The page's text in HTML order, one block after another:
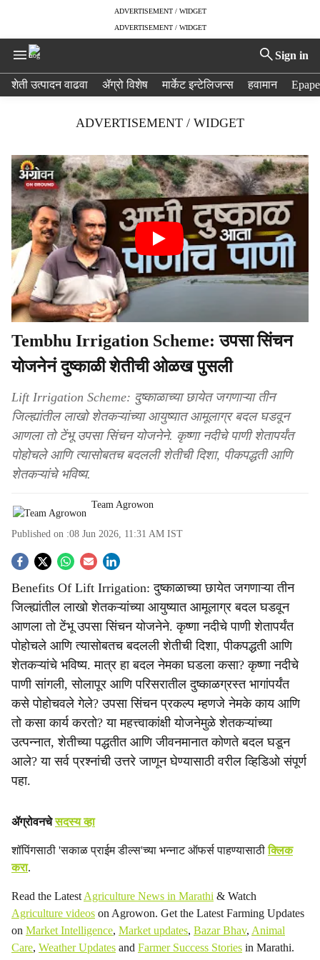
ADVERTISEMENT / WIDGET
ADVERTISEMENT / WIDGET
Sign in
e
शेती उत्पादन वाढवा ॲग्रो विशेष मार्केट इन्टेलिजन्स हवामान
ADVERTISEMENT / WIDGET
Tembhu Irrigation Scheme: उपसा सिंचन
योजनेनं दुष्काळी शेतीची ओळख पुसली
Lift Irrigation Scheme: दुष्काळाच्या छायेत जगणाऱ्या तीन
जिल्ह्यांतील लाखो शेतकऱ्यांच्या आयुष्यात आमूलाग्र बदल घडवून
आणला तो टेंभू उपसा सिंचन योजनेने. कृष्णा नदीचे पाणी शेतापर्यंत
पोहोचले आणि त्यासोबतच बदलली शेतीची दिशा, पीकपद्धती आणि
शेतकऱ्यांचे भविष्य.
Team Agrowon
Published on :08 Jun 2026, 11:31 AM IST
S
o
c
i
a
l
s
h
r
e
Benefits Of Lift Irrigation: दुष्काळाच्या छायेत जगणाऱ्या तीन
जिल्ह्यांतील लाखो शेतकऱ्यांच्या आयुष्यात आमूलाग्र बदल घडवून
आणला तो टेंभू उपसा सिंचन योजनेने. कृष्णा नदीचे पाणी शेतापर्यंत
पोहोचले आणि त्यासोबतच बदलली शेतीची दिशा, पीकपद्धती आणि
शेतकऱ्यांचे भविष्य. मात्र हा बदल नेमका घडला कसा? कृष्णा नदीचे
पाणी सांगली, सोलापूर आणि परिसरातील दुष्काळग्रस्त भागांपर्यंत
कसे पोहोचवले गेले? उपसा सिंचन प्रकल्प म्हणजे नेमके काय आणि
तो कसा कार्य करतो? या महत्त्वाकांक्षी योजनेमुळे शेतकऱ्यांच्या
उत्पन्नात, शेतीच्या पद्धतीत आणि जीवनमानात कोणते बदल घडून
आले? या सर्व प्रश्नांची उत्तरे जाणून घेण्यासाठी वरील व्हिडिओ संपूर्ण
पहा.
ॲग्रोवनचेसदस्य व्हा
शॉपिंगसाठी 'सकाळ प्राईम डील्स'च्या भन्नाट ऑफर्स पाहण्यासाठीक्लिक
करा.
Read the Latest Agriculture News in Marathi & Watch
Agriculture videos on Agrowon. Get the Latest Farming Updates
on Market Intelligence, Market updates, Bazar Bhav, Animal
Care, Weather Updates and Farmer Success Stories in Marathi.